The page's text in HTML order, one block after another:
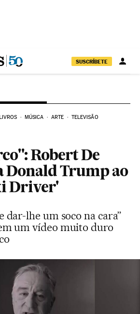
SUSCRÍBETE
MÚSICA ARTE TELEVISÃO
Robert De
Donald Trump ao
Driver'
dar-lhe um soco na cara”
um vídeo muito duro